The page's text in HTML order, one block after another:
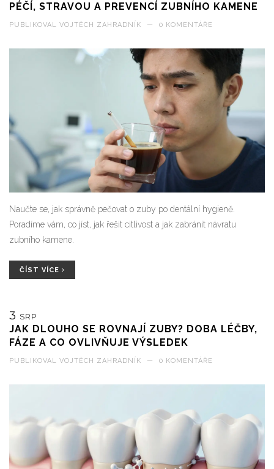
PÉČÍ, STRAVOU A PREVENCÍ ZUBNÍHO KAMENE
PUBLIKOVAL VOJTĚCH ZAHRADNÍK — 0 KOMENTÁŘE
Naučte se, jak správně pečovat o zuby po dentální hygieně.
Poradíme vám, co jíst, jak řešit citlivost a jak zabránit návratu
zubního kamene.
ČÍST VÍCE
3 SRP
JAK DLOUHO SE ROVNAJÍ ZUBY? DOBA LÉČBY,
FÁZE A CO OVLIVŇUJE VÝSLEDEK
PUBLIKOVAL VOJTĚCH ZAHRADNÍK — 0 KOMENTÁŘE